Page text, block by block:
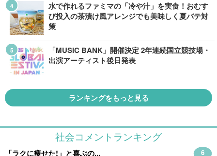
水で作れるファミマの「冷や汁」を実食！おむす
び投入の茶漬け風アレンジでも美味しく夏バテ対
策
「MUSIC BANK」開催決定 2年連続国立競技場・
出演アーティスト後日発表
ランキングをもっと見る